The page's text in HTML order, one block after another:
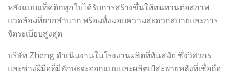
หลังแบบแท็คติกทุกใบได้รับการสร้างขึ้นให้ทนทานต่อสภาพ
แวดล้อมที่ยากลำบาก พร้อมทั้งมอบความสะดวกสบายและการ
จัดระเบียบสูงสุด
บริษัท Zheng ดำเนินงานในโรงงานผลิตที่ทันสมัย ​​ซึ่งวิศวกร
และช่างฝีมือที่มีทักษะจะออกแบบและผลิตเป้สะพายหลังที่เชื่อถือ